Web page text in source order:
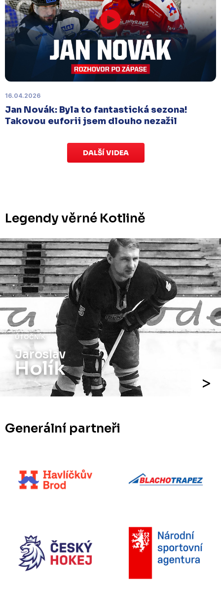
Náhradní termín 15. kola
Úterý 18. listopadu | Utkání 15. kola proti Ústí nad
Labem, které se mělo původně odehrát 15.
listopadu, bylo z důvodu marodky Slovanu
. Kluby se domluvily na náhradním
termínu, Bruslaři se s Ústím nad Labem utkají doma
v Kotlině ve středu 26. listopadu od 18:00.
16.04.2026
Jan Novák: Byla to fantastická sezona!
Takovou euforii jsem dlouho nezažil
DALŠÍ VIDEA
Legendy věrné Kotlině
ÚTOČNÍK
Jaroslav
Holík
Generální partneři